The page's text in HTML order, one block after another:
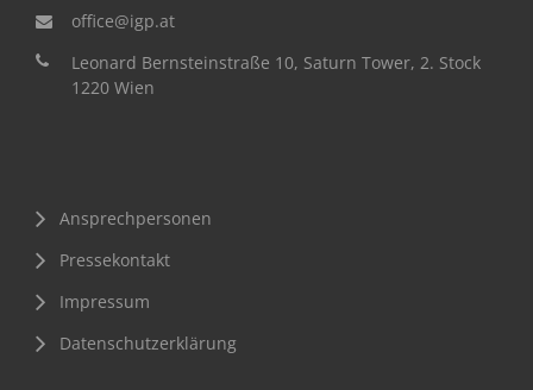
office@igp.at
Leonard Bernsteinstraße 10, Saturn Tower, 2. Stock
1220 Wien
Ansprechpersonen
Pressekontakt
Impressum
Datenschutzerklärung